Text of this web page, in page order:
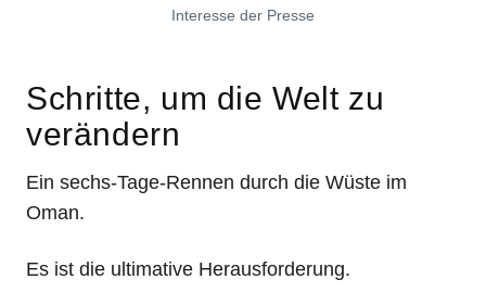
Interesse der Presse
Schritte, um die Welt zu
verändern
Ein sechs-Tage-Rennen durch die Wüste im
Oman.
Es ist die ultimative Herausforderung.